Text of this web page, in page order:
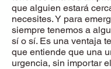
que alguien estará
necesites. Y para
siempre tenemos a
sí o sí. Es una ventaja
que entiende que una
urgencia, sin importar